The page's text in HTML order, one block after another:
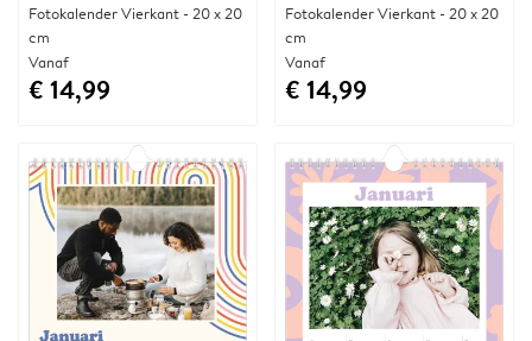
Fotokalender Vierkant - 20 x 20
cm
Vanaf
€ 14,99
Fotokalender Vierkant - 20 x 20
cm
Vanaf
€ 14,99